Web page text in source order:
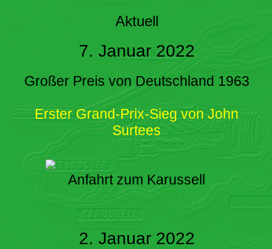
Aktuell
7. Januar 2022
Großer Preis von Deutschland 1963
Erster Grand-Prix-Sieg von John
Surtees
Anfahrt zum Karussell
2. Januar 2022